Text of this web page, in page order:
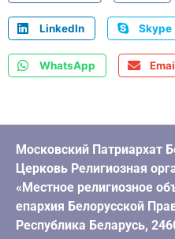
LinkedIn Skype
WhatsApp
Московский Патриархат
Церковь Религиозная
«Местное религиозное
епархия Белорусской
Республика Беларусь,